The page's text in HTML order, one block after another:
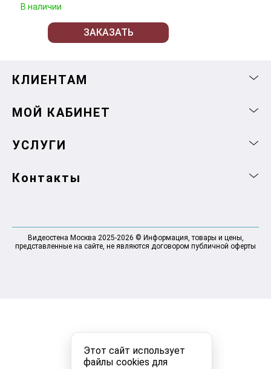
Этот сайт использует
файлы cookies для
В наличии
ЗАКАЗАТЬ
КЛИЕНТАМ
МОЙ КАБИНЕТ
УСЛУГИ
Контакты
Видеостена Москва 2025-2026 © Информация, товары и цены,
представленные на сайте, не являются договором публичной оферты